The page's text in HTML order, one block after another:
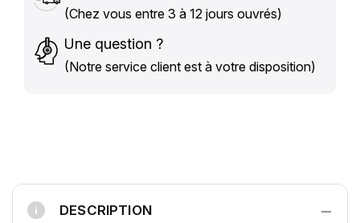
(Chez vous entre 3 à 12 jours ouvrés)
Une question ?
(Notre service client est à votre disposition)
i DESCRIPTION −